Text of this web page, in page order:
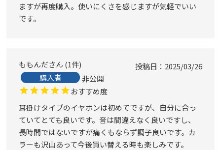
ますが再度購入。使いにくさを感じますが気軽でいい
です。
ももんだ 1件
購入者
非公開
投稿日 2025/03/26
おすすめ度
耳掛けタイプのイヤホンは初めてですが、自分に合っ
ていてとても良いです。音は間違えなく良いですし、
長時間ではないですが痛くもならず調子良いです。カ
ラーも沢山あって今後買い替える時も楽しみです。